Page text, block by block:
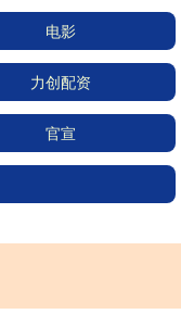
电影
力创配资
官宣